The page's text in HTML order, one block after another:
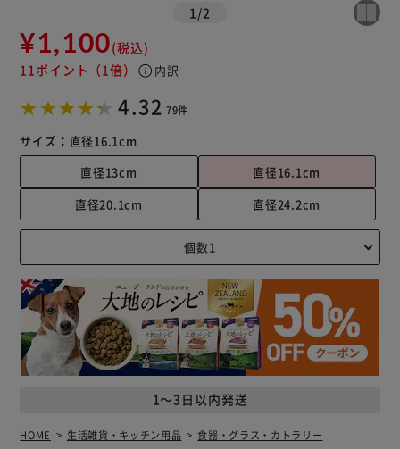
1 /2
¥1,100(税込)
11ポイント （1倍） info 内訳
4.32 79件
サイズ： 直径16.1cm
直径13cm
直径16.1cm
直径20.1cm
直径24.2cm
1～3日以内発送
HOME 生活雑貨・キッチン用品 食器・グラス・カトラリー